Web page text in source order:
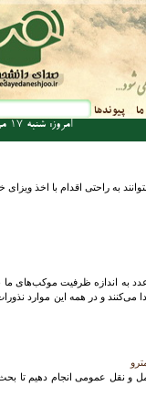
فرم جستجو
جستجو پیوندها
امروز: شنبه 17 مرداد 1405
به راحتی اقدام با اخذ ویزای
به این‌که زمان فعالیت برخی از موکب‌ها ۲۰ و برخی دیگر نیز حداقل ۱۰ روز است که این عدد به
می‌کنند و در همه این موارد
و نقل عمومی انجام دهیم تا